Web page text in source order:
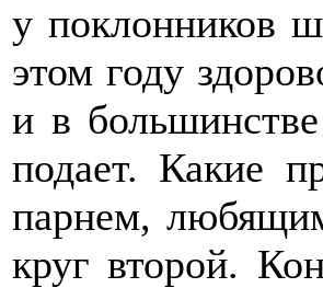
у поклонников
этом году
и в
подает. Какие
парнем,
круг второй.